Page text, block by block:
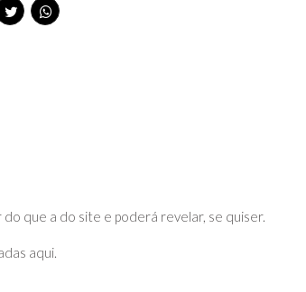
do que a do site e poderá revelar, se quiser.
aqui.